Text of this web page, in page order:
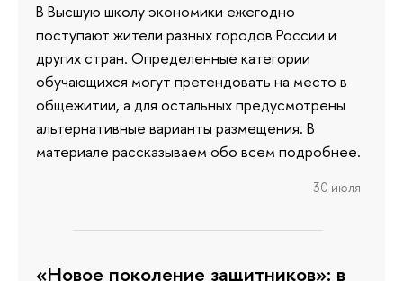
В Высшую школу экономики ежегодно
поступают жители разных городов России и
других стран. Определенные категории
обучающихся могут претендовать на место в
общежитии, а для остальных предусмотрены
альтернативные варианты размещения. В
материале рассказываем обо всем подробнее.
30 июля
«Новое поколение защитников»: в